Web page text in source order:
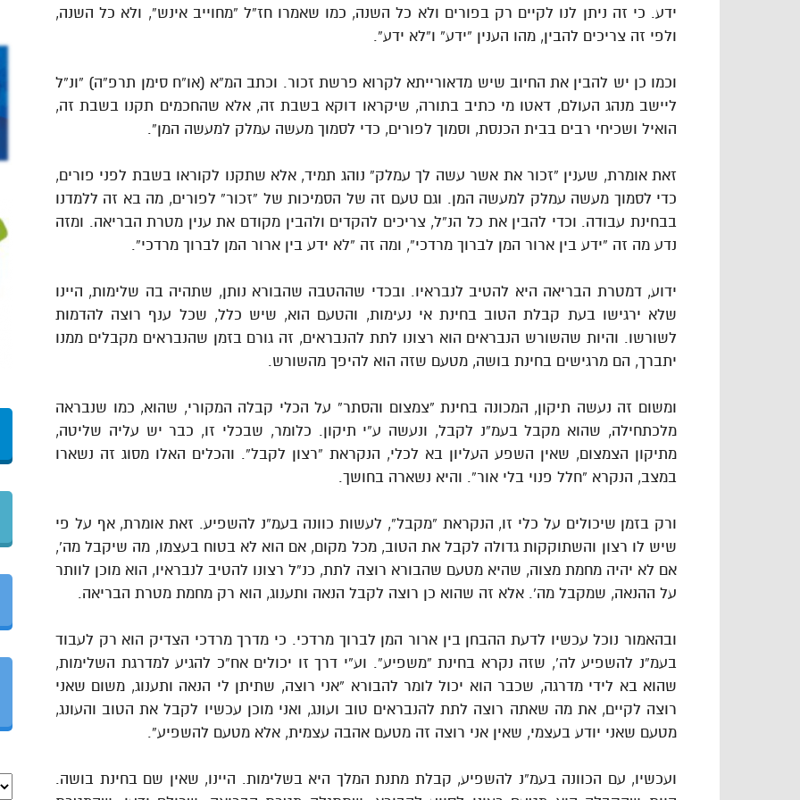
ידע. כי זה ניתן לנו לקיים רק בפורים ולא כל השנה, כמו שאמרו חז”ל “מחוייב אינש”, ולא כל השנה,
ולפי זה צריכים להבין, מהו הענין “ידע” ו”לא ידע”.
וכמו כן יש להבין את החיוב שיש מדאורייתא לקרוא פרשת זכור. וכתב המ”א (או”ח סימן תרפ”ה) “ונ”ל
ליישב מנהג העולם, דאטו מי כתיב בתורה, שיקראו דוקא בשבת זה, אלא שהחכמים תקנו בשבת זה,
הואיל ושכיחי רבים בבית הכנסת, וסמוך לפורים, כדי לסמוך מעשה עמלק למעשה המן”.
זאת אומרת, שענין “זכור את אשר עשה לך עמלק” נוהג תמיד, אלא שתקנו לקוראו בשבת לפני פורים,
כדי לסמוך מעשה עמלק למעשה המן. וגם טעם זה של הסמיכות של “זכור” לפורים, מה בא זה ללמדנו
בבחינת עבודה. וכדי להבין את כל הנ”ל, צריכים להקדים ולהבין מקודם את ענין מטרת הבריאה. ומזה
נדע מה זה “ידע בין ארור המן לברוך מרדכי”, ומה זה “לא ידע בין ארור המן לברוך מרדכי”.
ידוע, דמטרת הבריאה היא להטיב לנבראיו. ובכדי שההטבה שהבורא נותן, שתהיה בה שלימות, היינו
שלא ירגישו בעת קבלת הטוב בחינת אי נעימות, והטעם הוא, שיש כלל, שכל ענף רוצה להדמות
לשורשו. והיות שהשורש הנבראים הוא רצונו לתת להנבראים, זה גורם בזמן שהנבראים מקבלים ממנו
יתברך, הם מרגישים בחינת בושה, מטעם שזה הוא להיפך מהשורש.
ומשום זה נעשה תיקון, המכונה בחינת “צמצום והסתר” על הכלי קבלה המקורי, שהוא, כמו שנבראה
מלכתחילה, שהוא מקבל בעמ”נ לקבל, ונעשה ע”י תיקון. כלומר, שבכלי זו, כבר יש עליה שליטה,
מתיקון הצמצום, שאין השפע העליון בא לכלי, הנקראת “רצון לקבל”. והכלים האלו מסוג זה נשארו
במצב, הנקרא “חלל פנוי בלי אור”. והיא נשארה בחושך.
ורק בזמן שיכולים על כלי זו, הנקראת “מקבל”, לעשות כוונה בעמ”נ להשפיע. זאת אומרת, אף על פי
שיש לו רצון והשתוקקות גדולה לקבל את הטוב, מכל מקום, אם הוא לא בטוח בעצמו, מה שיקבל מה’,
אם לא יהיה מחמת מצוה, שהיא מטעם שהבורא רוצה לתת, כנ”ל רצונו להטיב לנבראיו, הוא מוכן לוותר
על ההנאה, שמקבל מה’. אלא זה שהוא כן רוצה לקבל הנאה ותענוג, הוא רק מחמת מטרת הבריאה.
ובהאמור נוכל עכשיו לדעת ההבחן בין ארור המן לברוך מרדכי. כי מדרך מרדכי הצדיק הוא רק לעבוד
בעמ”נ להשפיע לה’, שזה נקרא בחינת “משפיע”. וע”י דרך זו יכולים אח”כ להגיע למדרגת השלימות,
שהוא בא לידי מדרגה, שכבר הוא יכול לומר להבורא “אני רוצה, שתיתן לי הנאה ותענוג, משום שאני
רוצה לקיים, את מה שאתה רוצה לתת להנבראים טוב ועונג, ואני מוכן עכשיו לקבל את הטוב והעונג,
מטעם שאני יודע בעצמי, שאין אני רוצה זה מטעם אהבה עצמית, אלא מטעם להשפיע”.
ועכשיו, עם הכוונה בעמ”נ להשפיע, קבלת מתנת המלך היא בשלימות. היינו, שאין שם בחינת בושה.